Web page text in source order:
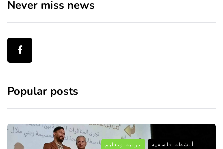
Never miss news
Popular posts
أنشطة فلسفية
تربية وتعليم